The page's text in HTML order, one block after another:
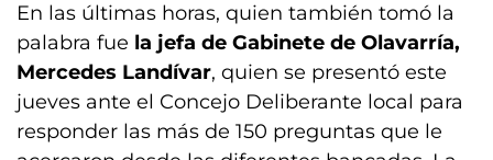
En las últimas horas, quien también tomó la
palabra fue la jefa de Gabinete de Olavarría,
Mercedes Landívar, quien se presentó este
jueves ante el Concejo Deliberante local para
responder las más de 150 preguntas que le